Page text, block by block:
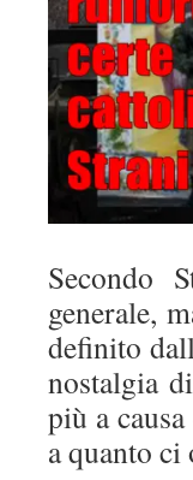
Secondo
generale,
definito
nostalgia
più a
a quanto ci